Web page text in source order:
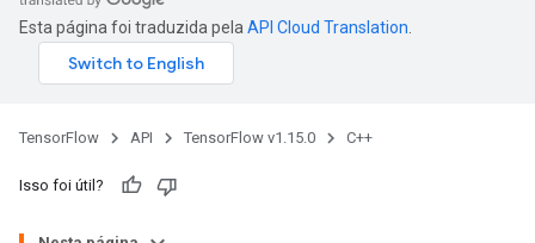
Esta página foi traduzida pela API Cloud Translation
TensorFlow API TensorFlow v1.15.0 C++
Isso foi útil?